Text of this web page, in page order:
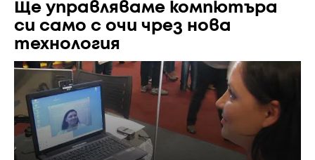
Ще управляваме компютъра
си само с очи чрез нова
технология